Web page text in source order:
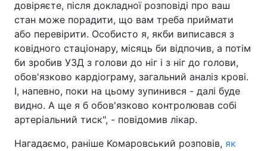
довіряєте, після докладної розповіді про ваш
стан може порадити, що вам треба приймати
або перевірити. Особисто я, якби виписався з
ковідного стаціонару, місяць би відпочив, а потім
би зробив УЗД з голови до ніг і з ніг до голови,
обов'язково кардіограму, загальний аналіз крові.
І, напевно, поки на цьому зупинився - далі буде
видно. А ще я б обов'язково контролював собі
артеріальний тиск", - повідомив лікар.
Нагадаємо, раніше Комаровський розповів, як